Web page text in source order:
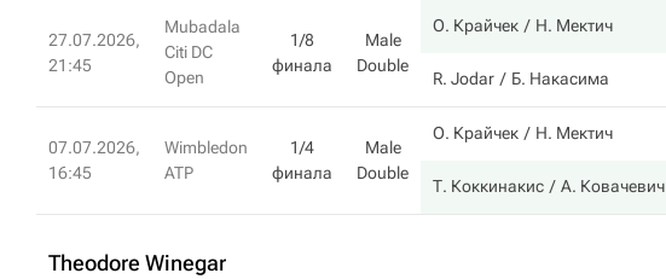
27.07.2026,
21:45
Mubadala
Citi DC
Open
1/8
финала
Male
Double
О. Крайчек Н. Мектич
R. Jodar Б. Накаcима
07.07.2026,
16:45
Wimbledon
ATP
1/4
финала
Male
Double
О. Крайчек Н. Мектич
Т. Коккинакис А. Ковачевич
Theodore Winegar